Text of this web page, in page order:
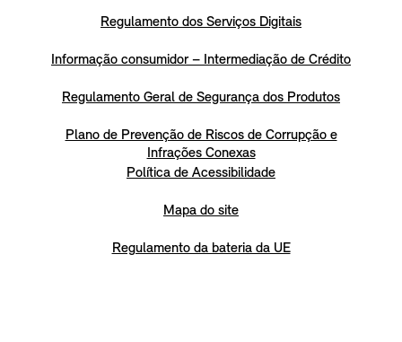
Regulamento dos Serviços Digitais
Informação consumidor – Intermediação de Crédito
Regulamento Geral de Segurança dos Produtos
Plano de Prevenção de Riscos de Corrupção e
Infrações Conexas
Política de Acessibilidade
Mapa do site
Regulamento da bateria da UE